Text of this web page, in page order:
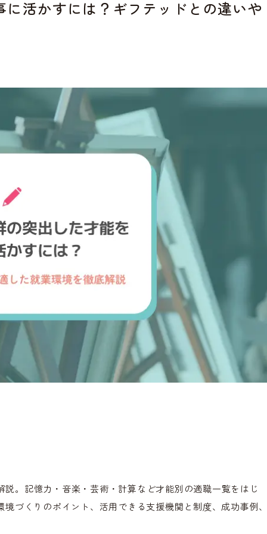
活かすには？ギフテッドとの違いや
。記憶力・音楽・芸術・計算など才能別の適職一覧をはじ
づくりのポイント、活用できる支援機関と制度、成功事例